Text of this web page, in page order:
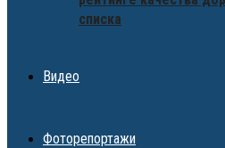
списка
Видео
Фоторепортажи